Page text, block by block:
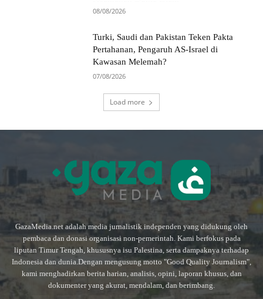
08/08/2026
Turki, Saudi dan Pakistan Teken Pakta
Pertahanan, Pengaruh AS-Israel di
Kawasan Melemah?
07/08/2026
Load more
GazaMedia.net adalah media jurnalistik independen yang didukung oleh
pembaca dan donasi organisasi non-pemerintah. Kami berfokus pada
liputan Timur Tengah, khususnya isu Palestina, serta dampaknya terhadap
Indonesia dan dunia.Dengan mengusung motto "Good Quality Journalism",
kami menghadirkan berita harian, analisis, opini, laporan khusus, dan
dokumenter yang akurat, mendalam, dan berimbang.